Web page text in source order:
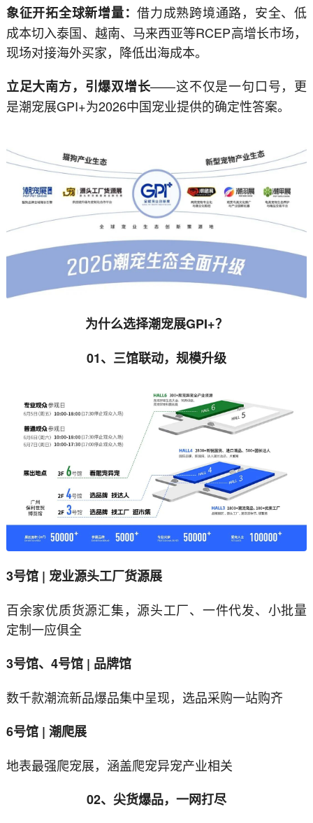
象征开拓全球新增量：借力成熟跨境通路，安全、低
成本切入泰国、越南、马来西亚等RCEP高增长市场，
现场对接海外买家，降低出海成本。
立足大南方，引爆双增长——这不仅是一句口号，更
是潮宠展GPI+为2026中国宠业提供的确定性答案。
为什么选择潮宠展GPI+？
01、三馆联动，规模升级
3号馆 | 宠业源头工厂货源展
百余家优质货源汇集，源头工厂、一件代发、小批量
定制一应俱全
3号馆、4号馆 | 品牌馆
数千款潮流新品爆品集中呈现，选品采购一站购齐
6号馆 | 潮爬展
地表最强爬宠展，涵盖爬宠异宠产业相关
02、尖货爆品，一网打尽